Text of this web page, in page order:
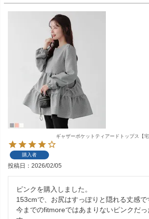
ギャザーポケットティアードトップス【宅
購入者
投稿日 2026/02/05
ピンクを購入しました。
153cmで、お尻はすっぽりと隠れる丈感で
今までのfitmoreではあまりないピンクだ